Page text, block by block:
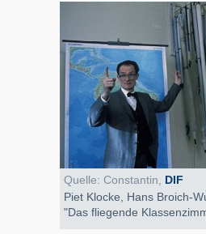
Quelle: Constantin, DIF
Piet Klocke, Hans Broich-
"Das fliegende